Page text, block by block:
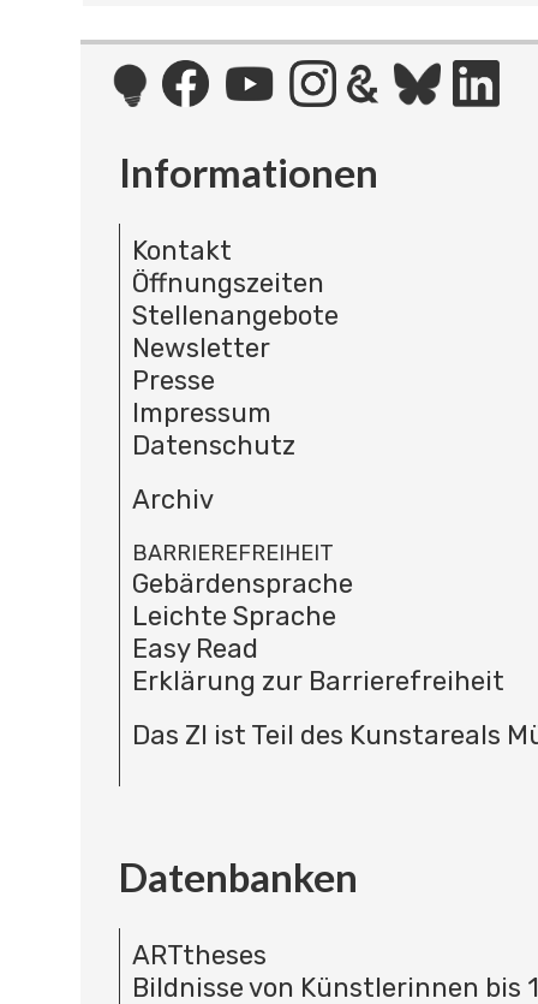
Informationen
Kontakt
Öffnungszeiten
Stellenangebote
Newsletter
Presse
Impressum
Datenschutz
Archiv
BARRIEREFREIHEIT
Gebärdensprache
Leichte Sprache
Easy Read
Erklärung zur Barrierefreiheit
Das ZI ist Teil des Kunstareals
Datenbanken
ARTtheses
Bildnisse von Künstlerinnen bis